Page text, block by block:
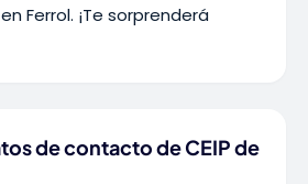
Ferrol. ¡Te sorprenderá
de contacto de CEIP de